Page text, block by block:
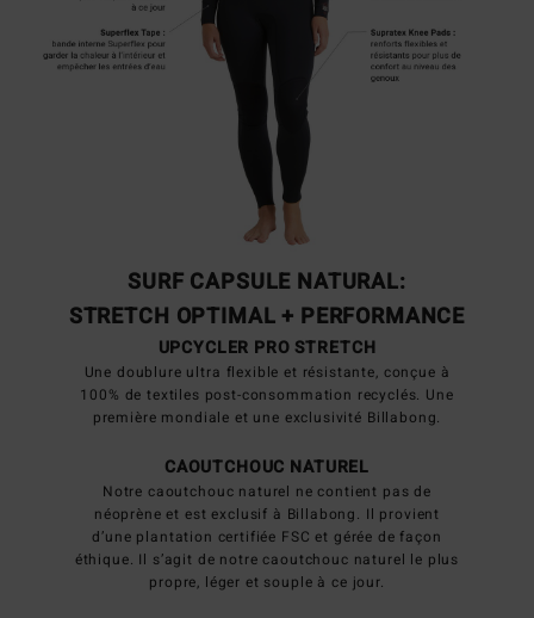
SURF CAPSULE NATURAL:
STRETCH OPTIMAL + PERFORMANCE
UPCYCLER PRO STRETCH
Une doublure ultra flexible et résistante, conçue à
100% de textiles post-consommation recyclés. Une
première mondiale et une exclusivité Billabong.
CAOUTCHOUC NATUREL
Notre caoutchouc naturel ne contient pas de
néoprène et est exclusif à Billabong. Il provient
d’une plantation certifiée FSC et gérée de façon
éthique. Il s’agit de notre caoutchouc naturel le plus
propre, léger et souple à ce jour.